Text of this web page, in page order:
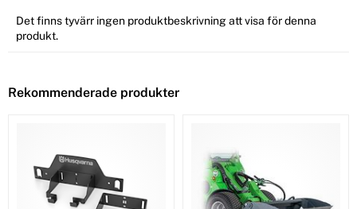
Det finns tyvärr ingen produktbeskrivning att visa för denna
produkt.
Rekommenderade produkter